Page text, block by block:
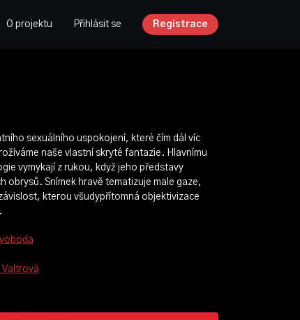
O projektu Přihlásit se Registrace
sexuálního uspokojení, které čím dál víc
naše vlastní skryté fantazie. Hlavnímu
vymykají z rukou, když jeho představy
obrysů. Snímek hravě tematizuje male gaze,
kterou všudypřítomná objektivizace
Valtrová
Petra Špejtková, Marie Machová,
Antonie Rašilovová